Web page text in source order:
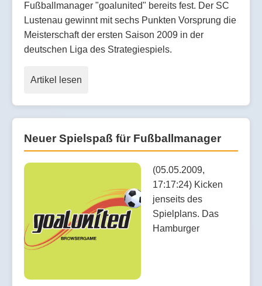
Fußballmanager "goalunited" bereits fest. Der SC
Lustenau gewinnt mit sechs Punkten Vorsprung die
Meisterschaft der ersten Saison 2009 in der
deutschen Liga des Strategiespiels.
Artikel lesen
Neuer Spielspaß für Fußballmanager
(05.05.2009,
17:17:24) Kicken
jenseits des
Spielplans. Das
Hamburger